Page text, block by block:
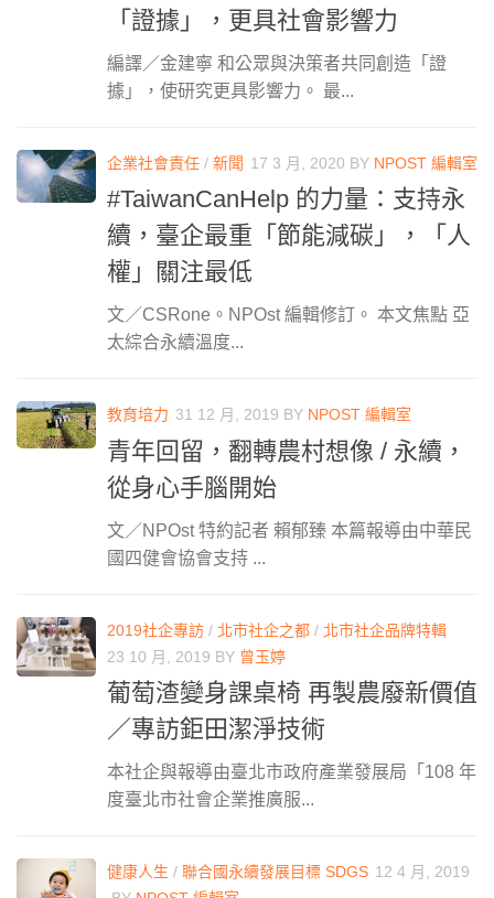
「證據」，更具社會影響力
編譯／金建寧 和公眾與決策者共同創造「證
據」，使研究更具影響力。 最...
企業社會責任 / 新聞 17 3 月, 2020 BY NPOST 編輯室
#TaiwanCanHelp 的力量：支持永
續，臺企最重「節能減碳」，「人
權」關注最低
文／CSRone。NPOst 編輯修訂。 本文焦點 亞
太綜合永續溫度...
教育培力 31 12 月, 2019 BY NPOST 編輯室
青年回留，翻轉農村想像 / 永續，
從身心手腦開始
文／NPOst 特約記者 賴郁臻 本篇報導由中華民
國四健會協會支持 ...
2019社企專訪 / 北市社企之都 / 北市社企品牌特輯
23 10 月, 2019 BY 曾玉婷
葡萄渣變身課桌椅 再製農廢新價值
／專訪鉅田潔淨技術
本社企與報導由臺北市政府產業發展局「108 年
度臺北市社會企業推廣服...
健康人生 / 聯合國永續發展目標 SDGS 12 4 月, 2019